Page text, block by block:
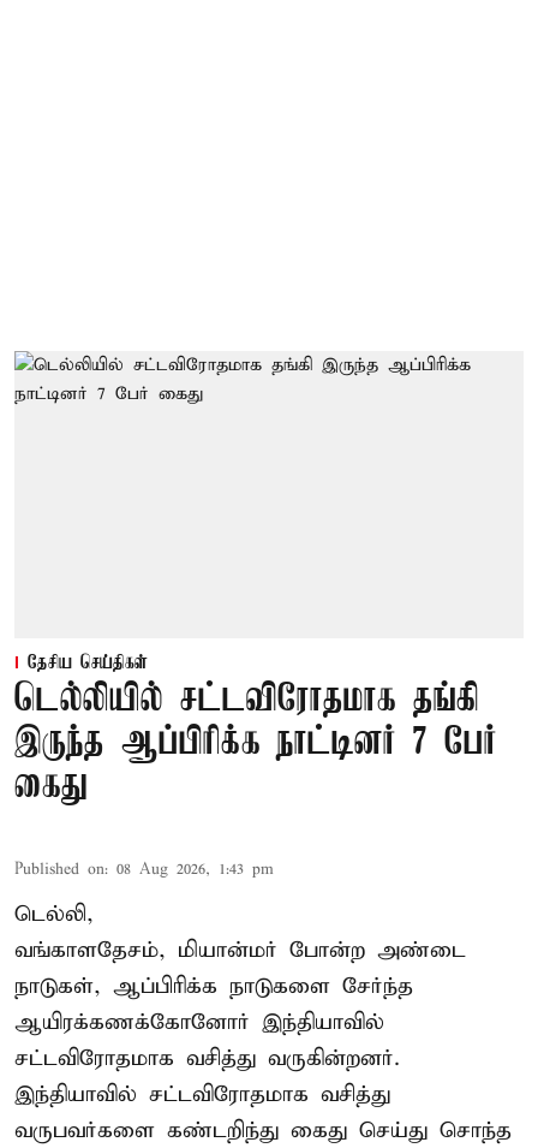
தேசிய செய்திகள்
டெல்லியில் சட்டவிரோதமாக தங்கி
இருந்த ஆப்பிரிக்க நாட்டினர் 7 பேர்
கைது
Published on: 08 Aug 2026, 1:43 pm
டெல்லி,
வங்காளதேசம், மியான்மர் போன்ற அண்டை
நாடுகள், ஆப்பிரிக்க நாடுகளை சேர்ந்த
ஆயிரக்கணக்கோனோர் இந்தியாவில்
சட்டவிரோதமாக வசித்து வருகின்றனர்.
இந்தியாவில் சட்டவிரோதமாக வசித்து
வருபவர்களை கண்டறிந்து கைது செய்து சொந்த